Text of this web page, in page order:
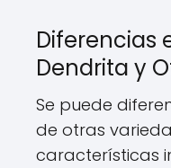
Diferencias
Dendrita y
Se puede
de otras
características